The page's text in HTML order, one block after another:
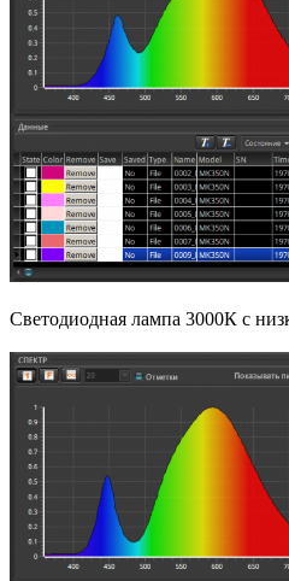
Светодиодная лампа 3000К с